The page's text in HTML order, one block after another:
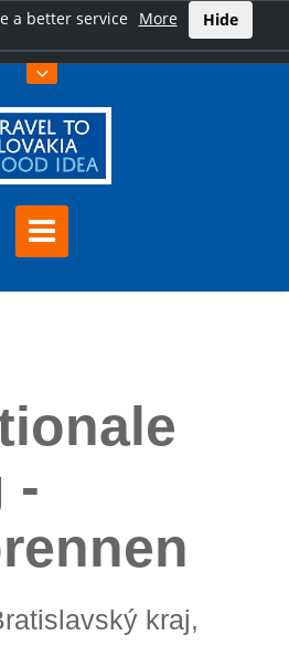
a better service More Hide
Sprung -Galopprennen
-
kraj,